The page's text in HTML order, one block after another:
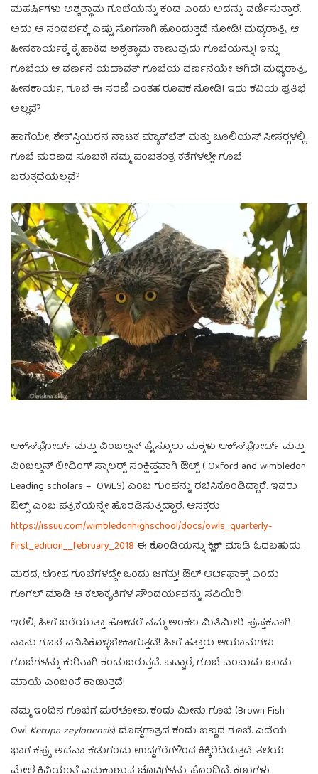
ಮಹರ್ಷಿಗಳು ಅಶ್ವತ್ಥಾಮ ಗೂಬೆಯನ್ನು ಕಂಡ ಎಂದು ಅದನ್ನು ವರ್ಣಿಸುತ್ತಾರೆ.
ಅದು ಆ ಸಂದರ್ಭಕ್ಕೆ ಎಷ್ಟು ಸೊಗಸಾಗಿ ಹೊಂದುತ್ತದೆ ನೋಡಿ! ಮಧ್ಯರಾತ್ರಿ, ಆ
ಹೀನಕಾರ್ಯಕ್ಕೆ ಕೈಹಾಕಿದ ಅಶ್ವತ್ಥಾಮ ಕಾಣುವುದು ಗೂಬೆಯನ್ನು! ಇನ್ನು
ಗೂಬೆಯ ಆ ವರ್ಣನೆ ಯಥಾವತ್ ಗೂಬೆಯ ವರ್ಣನೆಯೇ ಆಗಿದೆ! ಮಧ್ಯರಾತ್ರಿ,
ಹೀನಕಾರ್ಯ, ಗೂಬೆ ಈ ಸರಣಿ ಎಂತಹ ರೂಪಕ ನೋಡಿ! ಇದು ಕವಿಯ ಪ್ರತಿಭೆ
ಅಲ್ಲವೆ?
ಹಾಗೆಯೇ, ಶೇಕ್‍ಸ್ಪಿಯರನ ನಾಟಕ ಮ್ಯಾಕ್‍ಬೆತ್ ಮತ್ತು ಜೂಲಿಯಸ್‍ ಸೀಸರ್‍ಗಳಲ್ಲಿ
ಗೂಬೆ ಮರಣದ ಸೂಚಕ! ನಮ್ಮ ಪಂಚತಂತ್ರ ಕತೆಗಳಲ್ಲೇ ಗೂಬೆ
ಬರುತ್ತದೆಯಲ್ಲವೆ?
ಆಕ್ಸ್‍ಫೋರ್ಡ್ ಮತ್ತು ವಿಂಬಲ್ಡನ್‍ ಹೈಸ್ಕೂಲು ಮಕ್ಕಳು ಆಕ್ಸ್‍ಫೋರ್ಡ್ ಮತ್ತು
ವಿಂಬಲ್ಡನ್‍ ಲೀಡಿಂಗ್ ಸ್ಕಾಲರ್ಸ್‍ ಸಂಕ್ಷಿಪ್ತವಾಗಿ ಔಲ್ಸ್ ( Oxford and wimbledon
Leading scholars – OWLS) ಎಂಬ ಗುಂಪನ್ನು ರಚಿಸಿಕೊಂಡಿದ್ದಾರೆ. ಇವರು
ಔಲ್ಸ್ ಎಂಬ ಪತ್ರಿಕೆಯನ್ನೇ ಹೊರಡಿಸುತ್ತಿದ್ದಾರೆ. ಆಸಕ್ತರು
https://issuu.com/wimbledonhighschool/docs/owls_quarterly-
first_edition__february_2018 ಈ ಕೊಂಡಿಯನ್ನು ಕ್ಲಿಕ್‍ ಮಾಡಿ ಓದಬಹುದು.
ಮರದ, ಲೋಹ ಗೂಬೆಗಳದ್ದೇ ಒಂದು ಜಗತ್ತು! ಔಲ್ ಆರ್ಟಿಫಾಕ್ಸ್ ಎಂದು
ಗೂಗಲ್ ಮಾಡಿ ಆ ಕಲಾಕೃತಿಗಳ ಸೌಂದರ್ಯವನ್ನು ಸವಿಯಿರಿ!
ಇರಲಿ, ಹೀಗೆ ಬರೆಯುತ್ತಾ ಹೋದರೆ ನಮ್ಮ ಅಂಕಣ ಮಿತಿಮೀರಿ ಪುಸ್ತಕವಾಗಿ
ನಾನು ಗೂಬೆ ಎನಿಸಿಕೊಳ್ಳಬೇಕಾಗುತ್ತದೆ! ಹೀಗೆ ಹತ್ತಾರು ಆಯಾಮಗಳು
ಗೂಬೆಗಳನ್ನು ಕುರಿತಾಗಿ ಕಂಡುಬರುತ್ತದೆ. ಒಟ್ಟಾರೆ, ಗೂಬೆ ಎಂಬುದು ಒಂದು
ಮಾಯೆ ಎಂಬಂತೆ ಕಾಣುತ್ತದೆ!
ನಮ್ಮ ಇಂದಿನ ಗೂಬೆಗೆ ಮರಳೋಣ. ಕಂದು ಮೀನು ಗೂಬೆ (Brown Fish-
Owl Ketupa zeylonensis) ದೊಡ್ಡಗಾತ್ರದ ಕಂದು ಬಣ್ಣದ ಗೂಬೆ. ಎದೆಯ
ಭಾಗ ಕಪ್ಪು ಅಥವಾ ಕಡುಗಂದು ಉದ್ದಗೆರೆಗಳಿಂದ ಕಿಕ್ಕಿರಿದಿರುತ್ತದೆ. ತಲೆಯ